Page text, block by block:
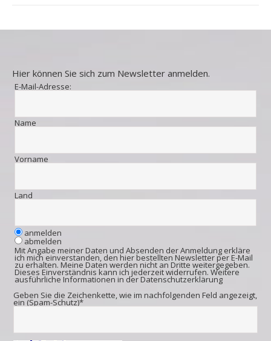
Hier können Sie sich zum Newsletter anmelden.
E-Mail-Adresse:
Name
Vorname
Land
anmelden
abmelden
Mit Angabe meiner Daten und Absenden der Anmeldung erkläre
ich mich einverstanden, den hier bestellten Newsletter per E-Mail
zu erhalten. Meine Daten werden nicht an Dritte weitergegeben.
Dieses Einverständnis kann ich jederzeit widerrufen. Weitere
ausführliche Informationen in der Datenschutzerklärung
Geben Sie die Zeichenkette, wie im nachfolgenden Feld angezeigt,
ein (Spam-Schutz)*